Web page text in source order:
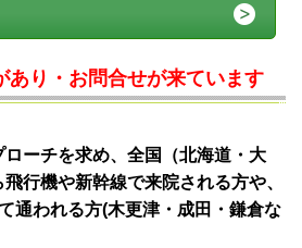
あり・お問合せが来ています
ーチを求め、全国（北海道・大
行機や新幹線で来院される方や、
通われる方(木更津・成田・鎌倉な